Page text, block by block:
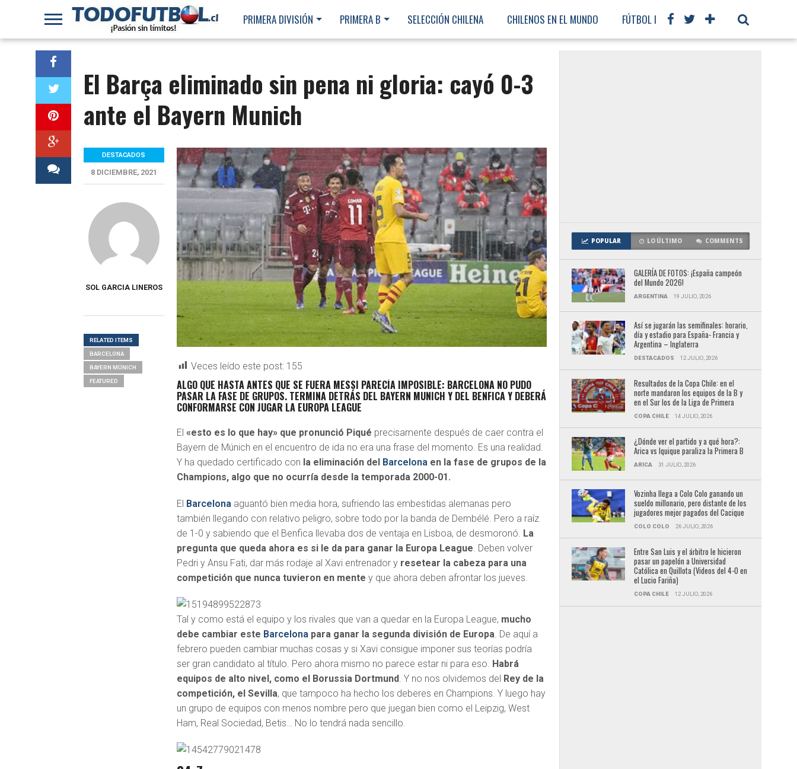
PRIMERA DIVISIÓN PRIMERA B SELECCIÓN CHILENA CHILENOS EN EL MUNDO FÚTBOL INTERNACIONAL
El Barça eliminado sin pena ni gloria: cayó 0-3
ante el Bayern Munich
Veces leído este post: 155
ALGO QUE HASTA ANTES QUE SE FUERA MESSI PARECÍA IMPOSIBLE: BARCELONA NO PUDO
PASAR LA FASE DE GRUPOS. TERMINA DETRÁS DEL BAYERN MUNICH Y DEL BENFICA Y DEBERÁ
CONFORMARSE CON JUGAR LA EUROPA LEAGUE
El«esto es lo que hay» que pronunció Piqué precisamente después de caer contra el
Bayern de Múnich en el encuentro de ida no era una frase del momento. Es una realidad.
Y ha quedado certificado con la eliminación del Barcelona en la fase de grupos de la
Champions, algo que no ocurría desde la temporada 2000-01.
El Barcelona aguantó bien media hora, sufriendo las embestidas alemanas pero
también llegando con relativo peligro, sobre todo por la banda de Dembélé. Pero a raíz
de 1-0 y sabiendo que el Benfica llevaba dos de ventaja en Lisboa, de desmoronó. La
pregunta que queda ahora es si le da para ganar la Europa League . Deben volver
Pedri y Ansu Fati, dar más rodaje al Xavi entrenador y resetear la cabeza para una
competición que nunca tuvieron en mente y que ahora deben afrontar los jueves.
Tal y como está el equipo y los rivales que van a quedar en la Europa League, mucho
debe cambiar este Barcelona para ganar la segunda división de Europa . De aquí a
febrero pueden cambiar muchas cosas y si Xavi consigue imponer sus teorías podría
ser gran candidato al título. Pero ahora mismo no parece estar ni para eso. Habrá
equipos de alto nivel, como el Borussia Dortmund . Y no nos olvidemos del Rey de la
competición, el Sevilla, que tampoco ha hecho los deberes en Champions. Y luego hay
un grupo de equipos con menos nombre pero que juegan bien como el Leipzig, West
Ham, Real Sociedad, Betis… No lo tendrá nada sencillo.
DESTACADOS
8 DICIEMBRE, 2021
SOL GARCIA LINEROS
RELATED ITEMS
BARCELONA
BAYERN MÚNICH
FEATURED
POPULAR LO ÚLTIMO COMMENTS
GALERÍA DE FOTOS: ¡España campeón
del Mundo 2026!
ARGENTINA 19 JULIO, 2026
Así se jugarán las semifinales: horario,
día y estadio para España- Francia y
Argentina – Inglaterra
DESTACADOS 12 JULIO, 2026
Resultados de la Copa Chile: en el
norte mandaron los equipos de la B y
en el Sur los de la Liga de Primera
COPA CHILE 14 JULIO, 2026
¿Dónde ver el partido y a qué hora?:
Arica vs Iquique paraliza la Primera B
ARICA 31 JULIO, 2026
Vozinha llega a Colo Colo ganando un
sueldo millonario, pero distante de los
jugadores mejor pagados del Cacique
COLO COLO 26 JULIO, 2026
Entre San Luis y el árbitro le hicieron
pasar un papelón a Universidad
Católica en Quillota (Videos del 4-0 en
el Lucio Fariña)
COPA CHILE 12 JULIO, 2026